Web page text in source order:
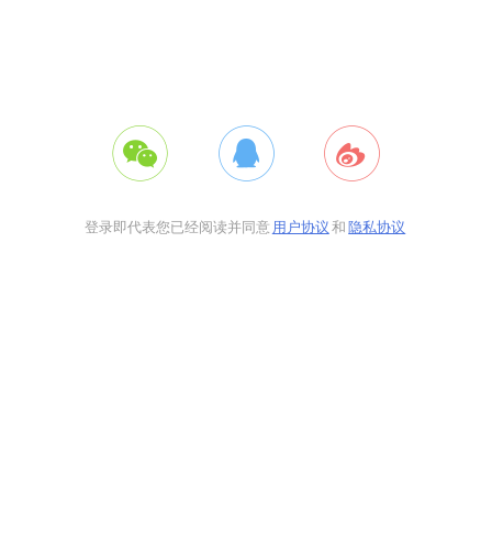
登录即代表您已经阅读并同意用户协议和隐私协议